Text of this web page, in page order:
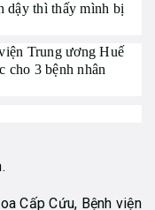
dậy thì thấy mình bị
Trung ương Huế
cho 3 bệnh nhân